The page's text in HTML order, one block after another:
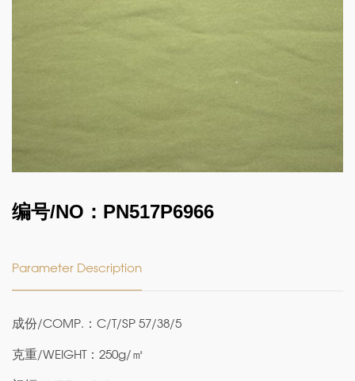
编号/NO：PN517P6966
Parameter Description
成份/COMP.：C/T/SP 57/38/5
克重/WEIGHT：250g/㎡